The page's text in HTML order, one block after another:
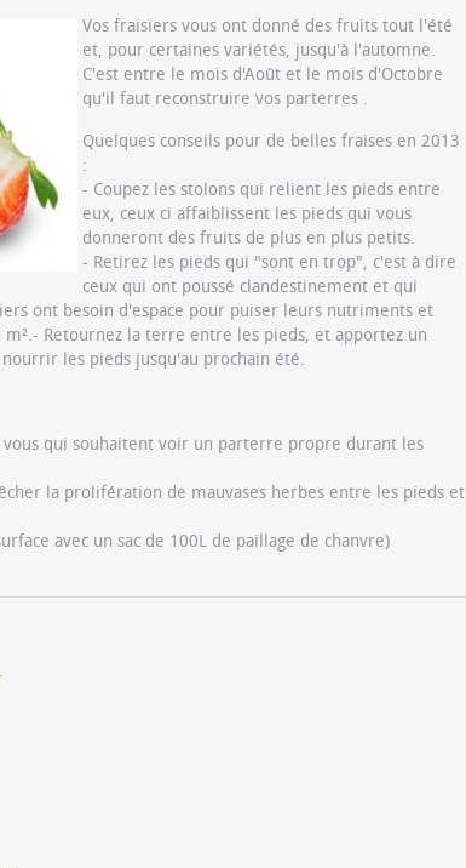
Vos fraisiers vous ont donné des fruits tout l'été
et, pour certaines variétés, jusqu'à l'automne.
C'est entre le mois d'Août et le mois d'Octobre
qu'il faut reconstruire vos parterres .
Quelques conseils pour de belles fraises en 2013
:
- Coupez les stolons qui relient les pieds entre
eux, ceux ci affaiblissent les pieds qui vous
donneront des fruits de plus en plus petits.
- Retirez les pieds qui "sont en trop", c'est à dire
ceux qui ont poussé clandestinement et qui
ont besoin d'espace pour puiser leurs nutriments et
Retournez la terre entre les pieds, et apportez un
les pieds jusqu'au prochain été.
qui souhaitent voir un parterre propre durant les
la prolifération de mauvases herbes entre les pieds et
avec un sac de 100L de paillage de chanvre)